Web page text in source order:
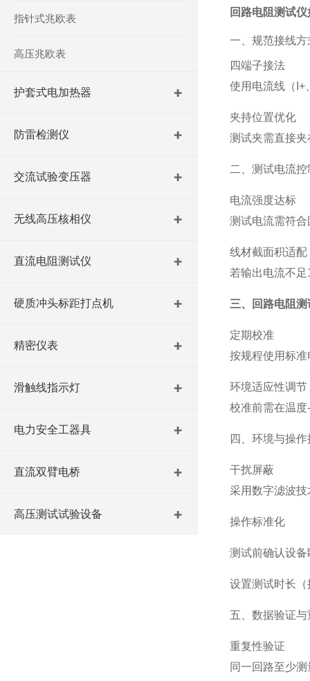
指针式兆欧表
高压兆欧表
护套式电加热器
防雷检测仪
交流试验变压器
无线高压核相仪
直流电阻测试仪
硬质冲头标距打点机
精密仪表
滑触线指示灯
电力安全工器具
直流双臂电桥
高压测试试验设备
回路电阻测试
一、规范接线方
‌四端子接法‌
使用电流线（I+
‌夹持位置优化‌
测试夹需直接
二、测试电流控
‌电流强度达标‌
测试电流需符
‌线材截面积适配‌
若输出电流不
三、回路电阻
‌定期校准‌
按规程使用标准
‌环境适应性调节‌
校准前需在温
四、环境与操作
‌干扰屏蔽‌
采用数字滤波
‌操作标准化‌
测试前确认设
设置测试时长
五、数据验证
‌重复性验证‌
同一回路至少